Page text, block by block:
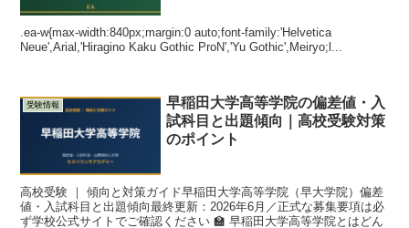
.ea-w{max-width:840px;margin:0 auto;font-family:'Helvetica
Neue',Arial,'Hiragino Kaku Gothic ProN','Yu Gothic',Meiryo;l...
受験情報
早稲田大学高等学院の偏差値・入
試科目と出題傾向｜高校受験対策
のポイント
高校受験 ｜ 傾向と対策ガイド早稲田大学高等学院（早大学院）偏差
値・入試科目と出題傾向最終更新：2026年6月／正式な募集要項は必
ず学校公式サイトでご確認ください 🏫 早稲田大学高等学院とはどん